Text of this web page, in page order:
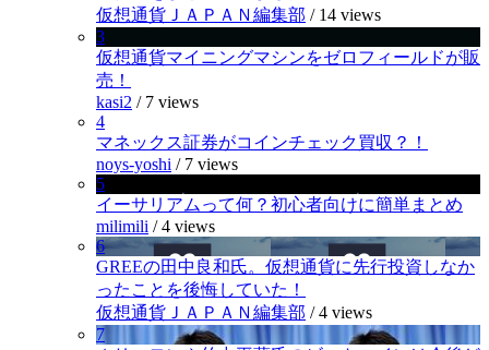
仮想通貨ＪＡＰＡＮ編集部 / 14 views
3
仮想通貨マイニングマシンをゼロフィールドが販
売！
kasi2 / 7 views
4
マネックス証券がコインチェック買収？！
noys-yoshi / 7 views
5
イーサリアムって何？初心者向けに簡単まとめ
milimili /4 views
6
GREEの田中良和氏。仮想通貨に先行投資しなか
ったことを後悔していた！
仮想通貨ＪＡＰＡＮ編集部 /4 views
7